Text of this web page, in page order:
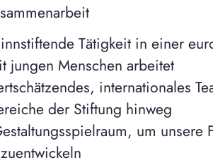
Tätigkeit in einer
jungen Menschen arbeitet
internationales
der Stiftung hinweg
um unsere